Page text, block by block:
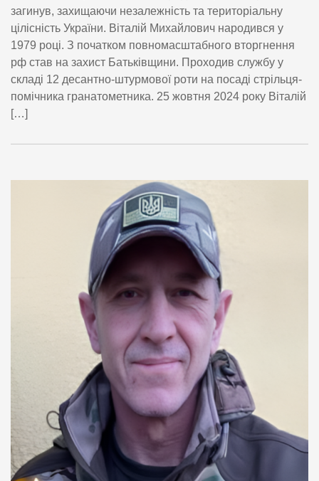
загинув, захищаючи незалежність та територіальну
цілісність України. Віталій Михайлович народився у
1979 році. З початком повномасштабного вторгнення
рф став на захист Батьківщини. Проходив службу у
складі 12 десантно-штурмової роти на посаді стрільця-
помічника гранатометника. 25 жовтня 2024 року Віталій
[…]